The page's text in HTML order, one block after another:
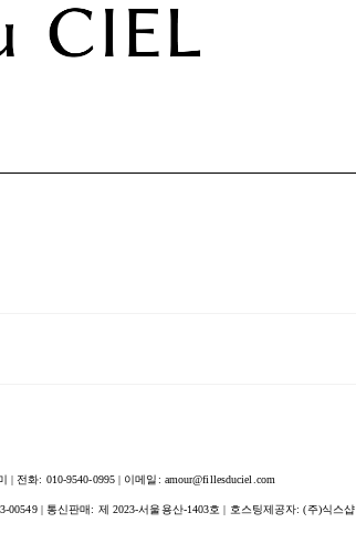
전화: 010-9540-0995 | 이메일: amour@fillesduciel.com
00549| 통신판매: 제 2023-서울용산-1403호 | 호스팅제공자: (주)식스샵